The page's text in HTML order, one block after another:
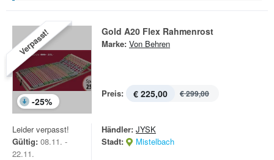
Verpasst!
-25%
Gold A20 Flex Rahmenrost
Marke: Von Behren
Preis: € 225,00 € 299,00
Leider verpasst!
Gültig: 08.11. -
22.11.
Händler: JYSK
Stadt:
Mistelbach